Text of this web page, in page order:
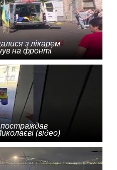
з лікарем
на фронті
(відео)